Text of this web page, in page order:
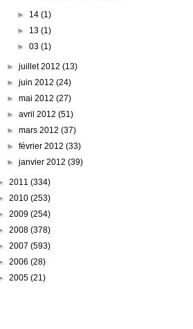
► 14 (1)
► 13 (1)
► 03 (1)
►juillet 2012(13)
►juin 2012(24)
►mai 2012(27)
►avril 2012(51)
►mars 2012(37)
►février 2012(33)
►janvier 2012(39)
2011 (334)
2010 (253)
2009 (254)
2008 (378)
2007 (593)
2006 (28)
2005 (21)